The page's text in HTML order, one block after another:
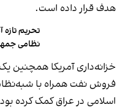
هدف قرار داده است.
تحریم
نظامی
خزانه‌داری آمریکا همچنین
فروش نفت همراه با
اسلامی در عراق کمک کرده